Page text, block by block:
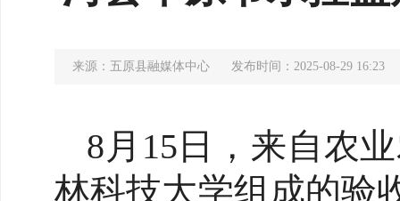
来源：五原县融媒体中心 发布时间：2025-08-29 16:23
8月15日，来自农
林科技大学组成的验